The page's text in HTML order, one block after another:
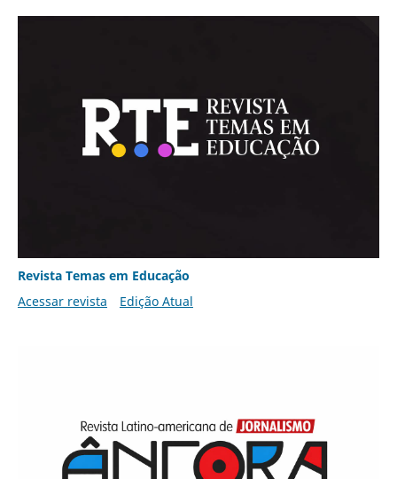
Revista Temas em Educação
Acessar revista
Edição Atual